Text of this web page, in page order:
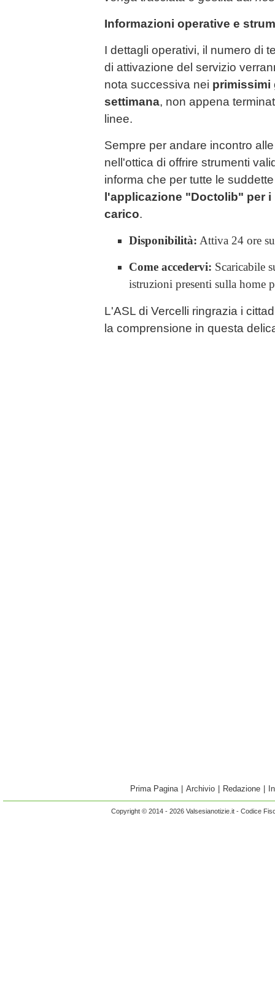
Informazioni operative e
I dettagli operativi, il numero di
di attivazione del servizio
nota successiva nei primissimi
settimana, non appena
linee.
Sempre per andare incontro
nell'ottica di offrire strumenti
informa che per tutte le
l'applicazione "Doctolib" per
carico.
Disponibilità: Attiva 24 ore
Come accedervi: Scaricabile
istruzioni presenti sulla home
L'ASL di Vercelli ringrazia i
la comprensione in questa
Prima Pagina Archivio Redazione
Copyright © 2014 - 2026 Valsesianotizie.it - Codice